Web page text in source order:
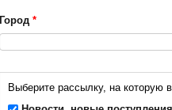
Город*
Выберите рассылку, на которую